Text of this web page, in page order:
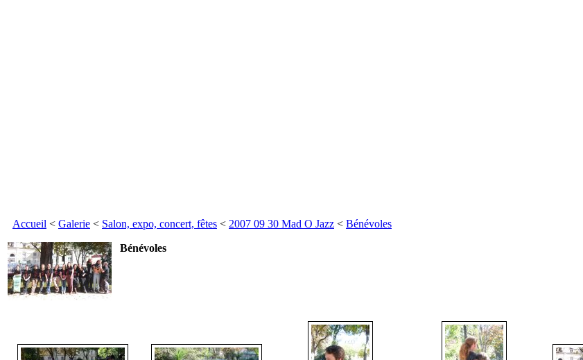
Accueil < Galerie < Salon, expo, concert, fêtes < 2007 09 30 Mad O Jazz < Bénévoles
Bénévoles